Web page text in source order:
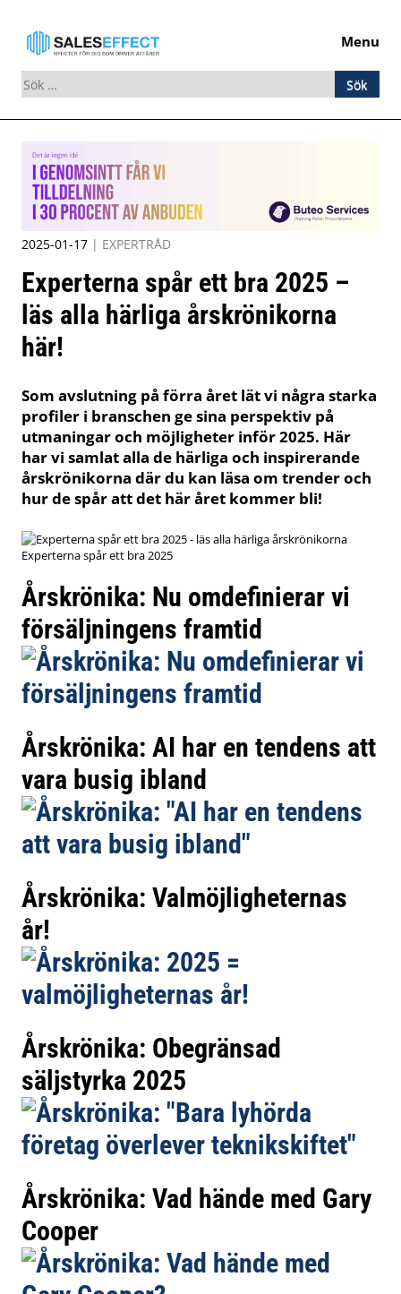
Menu
Sök
efter:
Skip
to
content
2025-01-17 | EXPERTRÅD
Experterna spår ett bra 2025 –
läs alla härliga årskrönikorna
här!
Som avslutning på förra året lät vi några starka
profiler i branschen ge sina perspektiv på
utmaningar och möjligheter inför 2025. Här
har vi samlat alla de härliga och inspirerande
årskrönikorna där du kan läsa om trender och
hur de spår att det här året kommer bli!
Experterna spår ett bra 2025
Årskrönika: Nu omdefinierar vi
försäljningens framtid
Årskrönika: AI har en tendens att
vara busig ibland
Årskrönika: Valmöjligheternas
år!
Årskrönika: Obegränsad
säljstyrka 2025
Årskrönika: Vad hände med Gary
Cooper